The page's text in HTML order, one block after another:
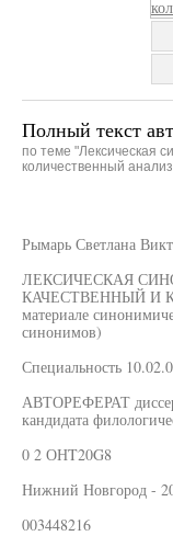
Полный текст
по теме "Лексическая
количественный
Рымарь Светлана
ЛЕКСИЧЕСКАЯ
КАЧЕСТВЕННЫЙ И
материале
синонимов)
Специальность
АВТОРЕФЕРАТ
кандидата
0 2 ОНT20G8
Нижний Новгород -
003448216